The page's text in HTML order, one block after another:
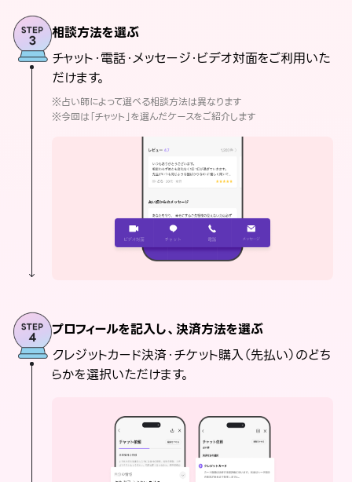
相談方法を選ぶ
チャット・電話・メッセージ・ビデオ対面をご利用いた
だけます。
※占い師によって選べる相談方法は異なります
※今回は「チャット」を選んだケースをご紹介します
プロフィールを記入し、決済方法を選ぶ
クレジットカード決済・チケット購入（先払い）のどち
らかを選択いただけます。